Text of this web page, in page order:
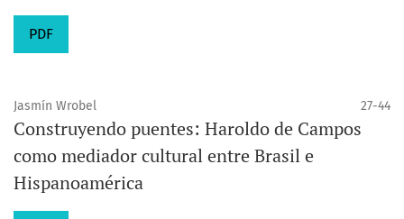
PDF
Jasmín Wrobel 27-44
Construyendo puentes: Haroldo de Campos
como mediador cultural entre Brasil e
Hispanoamérica